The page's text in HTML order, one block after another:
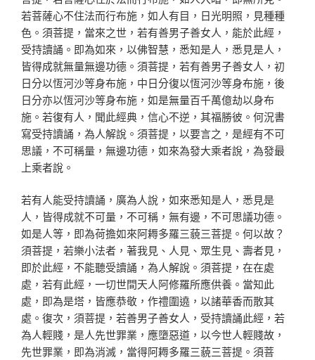
若菩薩心不住法而行布施，如人有目，日光明照，見種種
色。須菩提，當來之世，若有善男子善女人，能於此經，
受持讀誦。即為如來，以佛智慧，悉知是人，悉見是人，
皆得成就無量無邊功德。須菩提，若有善男子善女人，初
日分以恆河沙等身布施，中日分復以恆河沙等身布施，後
日分亦以恆河沙等身布施，如是無量百千萬億劫以身布
施。若復有人，聞此經典，信心不逆，其福勝彼。何況書
寫受持讀誦，為人解說。須菩提，以要言之，是經有不可
思議，不可稱量，無邊功德，如來為發大乘者說，為發最
上乘者說。
若有人能受持讀誦，廣為人說，如來悉知是人，悉見是
人，皆得成就不可量，不可稱，無有邊，不可思議功德。
如是人等，即為荷擔如來阿耨多羅三藐三菩提。何以故？
須菩提，若樂小法者，著我見、人見、眾生見、壽者見，
即於此經，不能聽受讀誦，為人解說。須菩提，在在處
處，若有此經，一切世間天人阿修羅所應供養。當知此
處，即為是塔，皆應恭敬，作禮圍遶，以諸華香而散其
處。復次，須菩提，若善男子善女人，受持讀誦此經，若
為人輕賤，是人先世罪業，應墮惡道，以今世人輕賤故，
先世罪業，即為消滅，當得阿耨多羅三藐三菩提。須菩